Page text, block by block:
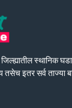
स्थानिक
तसेच इतर सर्व ताज्या